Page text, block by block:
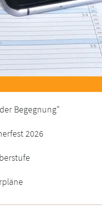
Begegnung"
2026